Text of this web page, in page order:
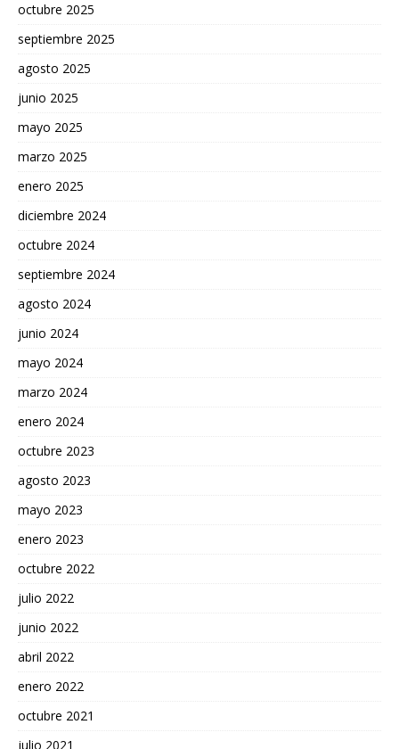
octubre 2025
septiembre 2025
agosto 2025
junio 2025
mayo 2025
marzo 2025
enero 2025
diciembre 2024
octubre 2024
septiembre 2024
agosto 2024
junio 2024
mayo 2024
marzo 2024
enero 2024
octubre 2023
agosto 2023
mayo 2023
enero 2023
octubre 2022
julio 2022
junio 2022
abril 2022
enero 2022
octubre 2021
julio 2021